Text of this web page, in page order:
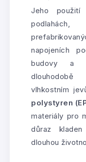
Jeho použití
napojeních
budovy a
vlhkostním
polystyren
materiály pro
důraz
dlouhou